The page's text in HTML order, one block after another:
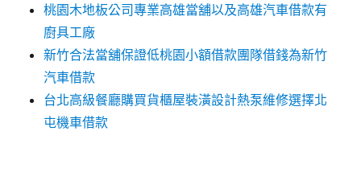
桃園木地板公司專業高雄當舖以及高雄汽車借款有
廚具工廠
新竹合法當舖保證低桃園小額借款團隊借錢為新竹
汽車借款
台北高級餐廳購買貨櫃屋裝潢設計熱泵維修選擇北
屯機車借款